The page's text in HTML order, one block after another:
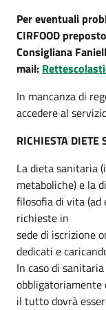
Per eventuali
CIRFOOD
Consigliana
mail:
In mancanza di
accedere al
RICHIESTA DIETE
La dieta sanitaria
metaboliche) e la
filosofia di vita (ad
richieste in
sede di iscrizione
dedicati e
In caso di
il tutto dovrà